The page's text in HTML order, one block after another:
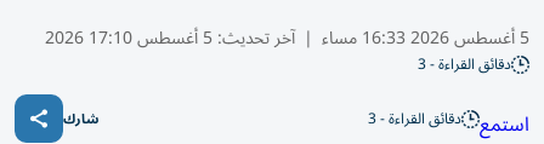
5 أغسطس 2026 16:33 مساء | آخر تحديث:5 أغسطس 17:10 2026
دقائق القراءة - 3
استمع دقائق القراءة - 3 شارك